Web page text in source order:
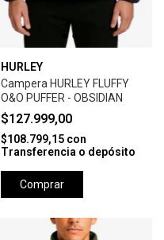
HURLEY
Campera HURLEY FLUFFY
O&O PUFFER - OBSIDIAN
$127.999,00
$108.799,15 con
Transferencia o depósito
Comprar